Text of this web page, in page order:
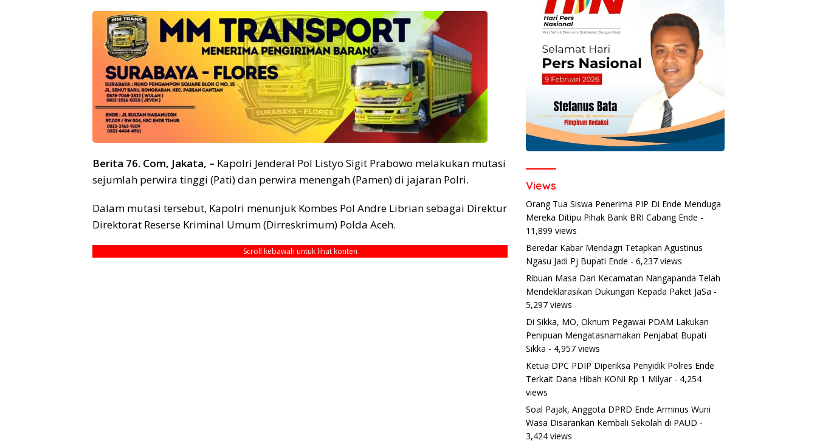
Berita 76. Com, Jakata, – Kapolri Jenderal Pol Listyo Sigit Prabowo melakukan mutasi
sejumlah perwira tinggi (Pati) dan perwira menengah (Pamen) di jajaran Polri.
Dalam mutasi tersebut, Kapolri menunjuk Kombes Pol Andre Librian sebagai Direktur
Direktorat Reserse Kriminal Umum (Dirreskrimum) Polda Aceh.
Scroll kebawah untuk lihat konten
Views
Orang Tua Siswa Penerima PIP Di Ende Menduga
Mereka Ditipu Pihak Bank BRI Cabang Ende -
11,899 views
Beredar Kabar Mendagri Tetapkan Agustinus
Ngasu Jadi Pj Bupati Ende - 6,237 views
Ribuan Masa Dari Kecamatan Nangapanda Telah
Mendeklarasikan Dukungan Kepada Paket JaSa -
5,297 views
Di Sikka, MO, Oknum Pegawai PDAM Lakukan
Penipuan Mengatasnamakan Penjabat Bupati
Sikka - 4,957 views
Ketua DPC PDIP Diperiksa Penyidik Polres Ende
Terkait Dana Hibah KONI Rp 1 Milyar- 4,254
views
Soal Pajak, Anggota DPRD Ende Arminus Wuni
Wasa Disarankan Kembali Sekolah di PAUD -
3,424 views